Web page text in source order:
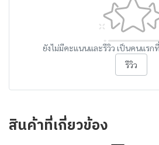
ยังไม่มีคะแนนและรีวิว เป็นคนแรก
รีวิว
สินค้าที่เกี่ยวข้อง